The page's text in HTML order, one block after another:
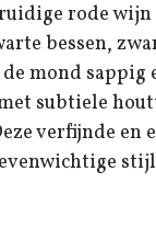
rode wijn
bessen,
mond sappig
subtiele
verfijnde en